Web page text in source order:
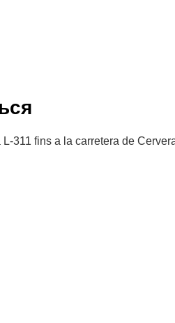
311 fins a la carretera de